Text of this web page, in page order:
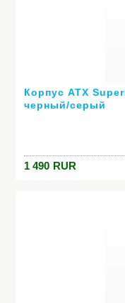
Корпус ATX
черный/серый
1 490 RUR